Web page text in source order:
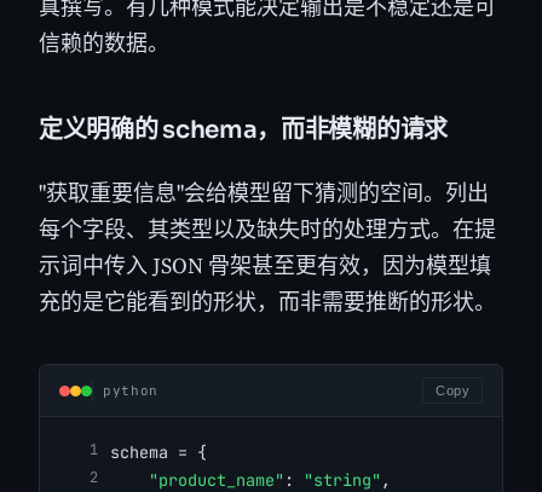
真撰写。有几种模式能决定输出是不稳定还是可
信赖的数据。
定义明确的 schema，而非模糊的请求
"获取重要信息"会给模型留下猜测的空间。列出
每个字段、其类型以及缺失时的处理方式。在提
示词中传入 JSON 骨架甚至更有效，因为模型填
充的是它能看到的形状，而非需要推断的形状。
python Copy
schema = {
"product_name" : "string" ,